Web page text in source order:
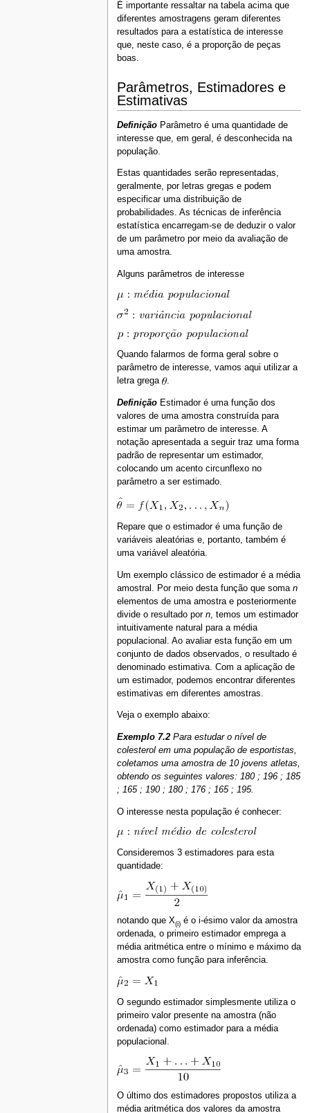
É importante ressaltar na tabela acima que
diferentes amostragens geram diferentes
resultados para a estatística de interesse
que, neste caso, é a proporção de peças
boas.
Parâmetros, Estimadores e
Estimativas
DefiniçãoParâmetro é uma quantidade de
interesse que, em geral, é desconhecida na
população.
Estas quantidades serão representadas,
geralmente, por letras gregas e podem
especificar uma distribuição de
probabilidades. As técnicas de inferência
estatística encarregam-se de deduzir o valor
de um parâmetro por meio da avaliação de
uma amostra.
Alguns parâmetros de interesse
Quando falarmos de forma geral sobre o
parâmetro de interesse, vamos aqui utilizar a
letra grega
.
DefiniçãoEstimador é uma função dos
valores de uma amostra construída para
estimar um parâmetro de interesse. A
notação apresentada a seguir traz uma forma
padrão de representar um estimador,
colocando um acento circunflexo no
parâmetro a ser estimado.
Repare que o estimador é uma função de
variáveis aleatórias e, portanto, também é
uma variável aleatória.
Um exemplo clássico de estimador é a média
amostral. Por meio desta função que soma n
elementos de uma amostra e posteriormente
divide o resultado por n, temos um estimador
intuitivamente natural para a média
populacional. Ao avaliar esta função em um
conjunto de dados observados, o resultado é
denominado estimativa. Com a aplicação de
um estimador, podemos encontrar diferentes
estimativas em diferentes amostras.
Veja o exemplo abaixo:
Exemplo 7.2Para estudar o nível de
colesterol em uma população de esportistas,
coletamos uma amostra de 10 jovens atletas,
obtendo os seguintes valores: 180 ; 196 ; 185
; 165 ; 190 ; 180 ; 176 ; 165 ; 195.
O interesse nesta população é conhecer:
Consideremos 3 estimadores para esta
quantidade:
notando que X(i)é o i-ésimo valor da amostra
ordenada, o primeiro estimador emprega a
média aritmética entre o mínimo e máximo da
amostra como função para inferência.
O segundo estimador simplesmente utiliza o
primeiro valor presente na amostra (não
ordenada) como estimador para a média
populacional.
O último dos estimadores propostos utiliza a
média aritmética dos valores da amostra